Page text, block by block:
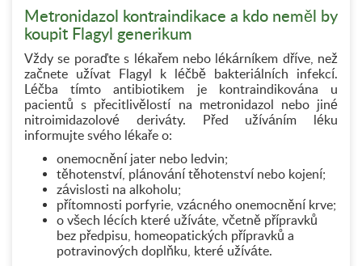
Metronidazol kontraindikace a kdo neměl by
koupit Flagyl generikum
Vždy se poraďte s lékařem nebo lékárníkem dříve, než
začnete užívat Flagyl k léčbě bakteriálních infekcí.
Léčba tímto antibiotikem je kontraindikována u
pacientů s přecitlivělostí na metronidazol nebo jiné
nitroimidazolové deriváty. Před užíváním léku
informujte svého lékaře o:
onemocnění jater nebo ledvin;
těhotenství, plánování těhotenství nebo kojení;
závislosti na alkoholu;
přítomnosti porfyrie, vzácného onemocnění krve;
o všech lécích které užíváte, včetně přípravků
bez předpisu, homeopatických přípravků a
potravinových doplňku, které užíváte.